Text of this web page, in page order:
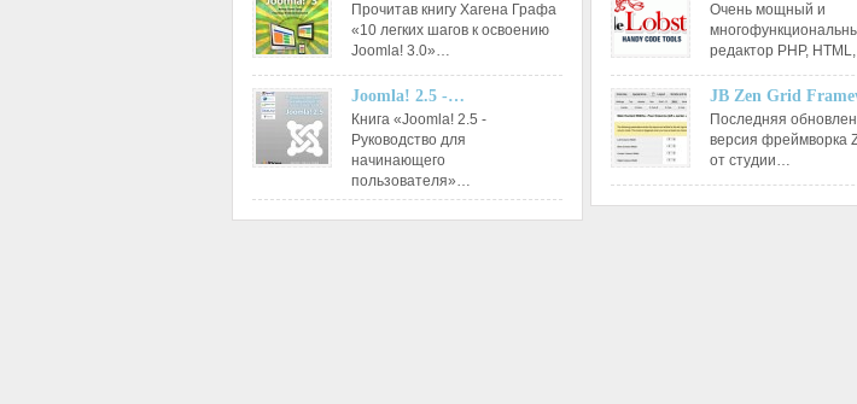
Прочитав книгу Хагена Графа
«10 легких шагов к освоению
Joomla! 3.0»…
Joomla! 2.5 -…
Книга «Joomla! 2.5 -
Руководство для
начинающего
пользователя»…
Очень мощный и
редактор РНР,
JB Zen Grid
Последняя
версия фреймворка
от студии…